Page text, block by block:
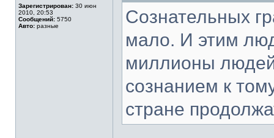
Зарегистрирован: 30 июн
2010, 20:53
Сообщений: 5750
Авто: разные
Сознательных
мало. И этим
миллионы
сознанием к
стране